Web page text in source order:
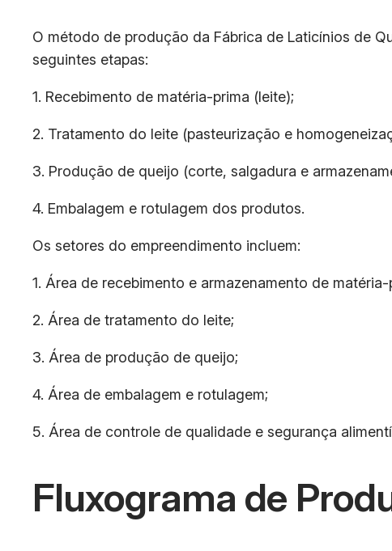
O método de produção da Fábrica de Laticínios de
seguintes etapas:
1. Recebimento de matéria-prima (leite);
2. Tratamento do leite (pasteurização e
3. Produção de queijo (corte, salgadura e
4. Embalagem e rotulagem dos produtos.
Os setores do empreendimento incluem:
1. Área de recebimento e armazenamento de matéria-
2. Área de tratamento do leite;
3. Área de produção de queijo;
4. Área de embalagem e rotulagem;
5. Área de controle de qualidade e segurança
Fluxograma de